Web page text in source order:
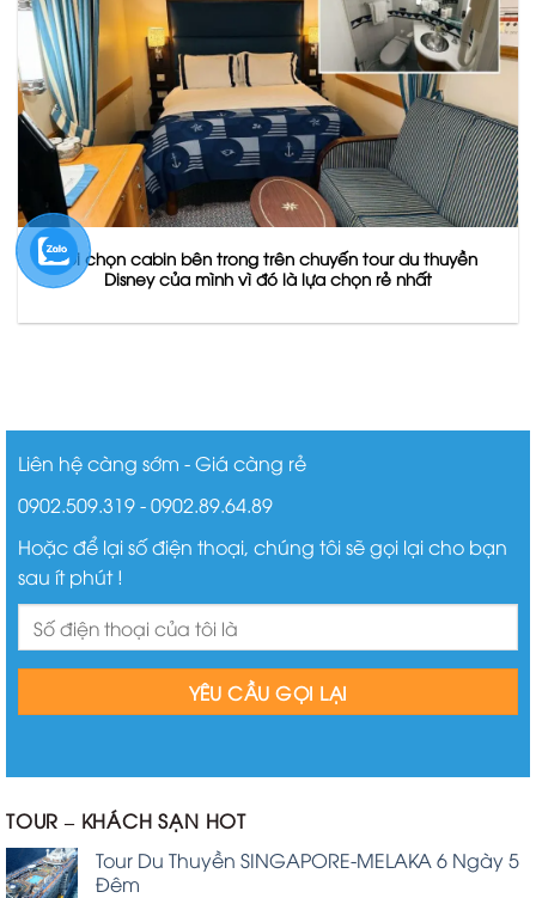
Tôi chọn cabin bên trong trên chuyến tour du thuyền
Disney của mình vì đó là lựa chọn rẻ nhất
Liên hệ càng sớm - Giá càng rẻ
0902.509.319 - 0902.89.64.89
Hoặc để lại số điện thoại, chúng tôi sẽ gọi lại cho bạn
sau ít phút !
TOUR – KHÁCH SẠN HOT
Tour Du Thuyền SINGAPORE-MELAKA 6 Ngày 5
Đêm